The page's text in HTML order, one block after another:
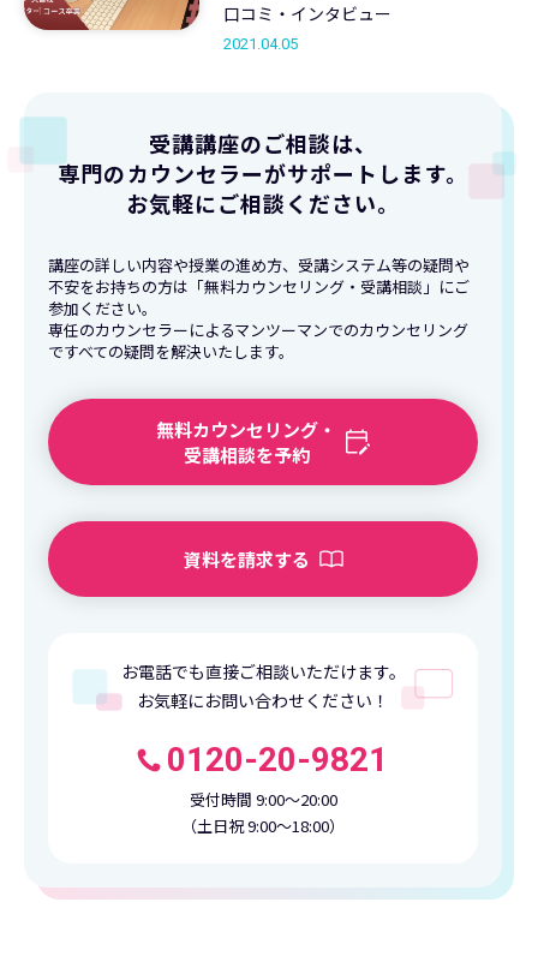
口コミ・インタビュー
2021.04.05
受講講座のご相談は、
専門のカウンセラーがサポートします。
お気軽にご相談ください。
講座の詳しい内容や授業の進め方、受講システム等の疑問や
不安をお持ちの方は「無料カウンセリング・受講相談」にご
参加ください。
専任のカウンセラーによるマンツーマンでのカウンセリング
ですべての疑問を解決いたします。
無料カウンセリング・
受講相談を予約
資料を請求する
お電話でも直接ご相談いただけます。
お気軽にお問い合わせください！
0120-20-9821
受付時間 9:00〜20:00
（土日祝 9:00〜18:00）